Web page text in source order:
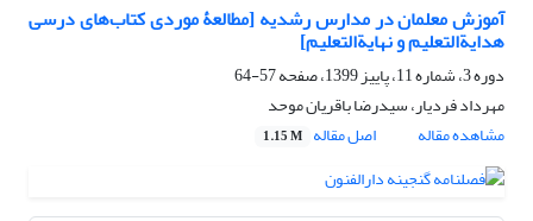
آموزش معلمان در مدارس رشدیه [مطالعۀ موردی کتاب‌های درسی
هدایة‎التعلیم و نهایةالتعلیم]
دوره 3، شماره 11، پاییز 1399، صفحه
57-64
مهرداد فردیار، سیدرضا باقریان موحد
مشاهده مقاله
اصل مقاله 1.15 M